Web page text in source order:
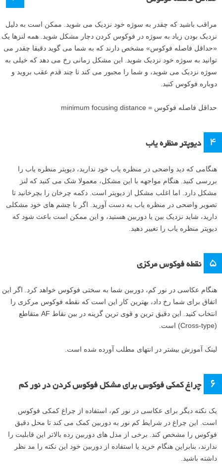
مراقب باشید که چقدر به سوژه خود نزدیک می شوید. ممکن است به دلیل
نزدیک بودن زیاد به سوژه در فوکوس کردن دچار مشکل شوید. همه لنزها یک
«حداقل فاصله فوکوس» مشخص دارند که به شما می گوید دقیقا چقدر می
توانید به سوژه خود نزدیک شوید. این مشکل زمانی رخ می دهد که خیلی به
سوژه نزدیک می شوید، و شما را مجبور می کند تا چند قدم عقب بروید و
دوباره فوکوس کنید.
حداقل فاصله فوکوس = minimum focusing distance
4 دیوپتر منظره یاب
هنگامی که دید واضحی در منظره یاب خود ندارید، دیوپتر منظره یاب را
بررسی کنید. هنگام مواجهه با این مشکل، معمولا شک می کنید که لنز
مشکل دارد. اما اغلب مشکل از دیوپتر است. دکمه چرخان را بچرخانید تا
تصویر واضحی در منظره یاب به دست آورید. اگر با چشم های خود مشکلی
دارید، شاید نزدیک بین یا دوربین هستید، و این ممکن است باعث شود که
دیوپتر منظره یاب را تغییر دهید.
۵ نقطه فوکوس مرکزی
هنگام عکاسی در نور کم، دوربین شما به سختی فوکوس خواهد کرد. اگر این
اتفاق برای شما رخ داد، بهترین کار این است که نقطه فوکوس مرکزی را
انتخاب کنید. این دقیق ترین و قوی ترین گزینه در بین نقاط AF متقاطع
(Cross-type) است.
لینک آموزش بیشتر در انتهای مطلب آورده شده است.
۶ چراغ کمکی فوکوس برای مشکل فوکوس کردن در نور کم
یک نکته دیگر برای عکاسی در نور کم، استفاده از چراغ کمکی فوکوس
است. این چراغ در شرایط کم نور به دوربین کمک می کند تا محل دقیق
فوکوس را مشخص کند. برخی از مدل های دوربین رده بالاتر این قابلیت را
ندارند، بنابراین هنگام خرید یا استفاده از دوربین خود این نکته را مد نظر
داشته باشید.